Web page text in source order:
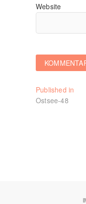
Website
Published in
Ostsee-48